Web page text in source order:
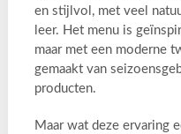
en stijlvol, met veel
leer. Het menu is
maar met een moderne
gemaakt van
producten.
Maar wat deze ervaring